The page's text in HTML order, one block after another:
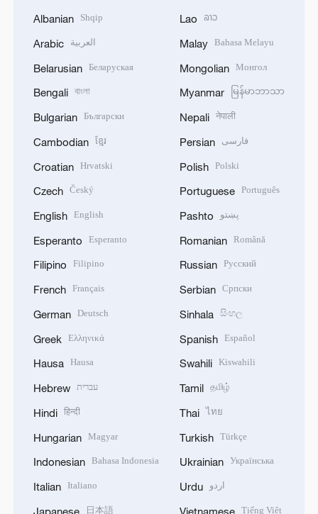
Albanian Shqip
Arabic العربية
Belarusian Беларуская
Bengali বাংলা
Bulgarian Български
Cambodian ខ្មែរ
Croatian Hrvatski
Czech Český
English English
Esperanto Esperanto
Filipino Filipino
French Français
German Deutsch
Greek Ελληνικά
Hausa Hausa
Hebrew עברית
Hindi हिन्दी
Hungarian Magyar
Indonesian Bahasa Indonesia
Italian Italiano
Japanese 日本語
Lao ລາວ
Malay Bahasa Melayu
Mongolian Монгол
Myanmar မြန်မာဘာသာ
Nepali नेपाली
Persian فارسی
Polish Polski
Portuguese Português
Pashto پښتو
Romanian Română
Russian Русский
Serbian Српски
Sinhala සිංහල
Spanish Español
Swahili Kiswahili
Tamil தமிழ்
Thai ไทย
Turkish Türkçe
Ukrainian Українська
Urdu اردو
Vietnamese Tiếng Việt